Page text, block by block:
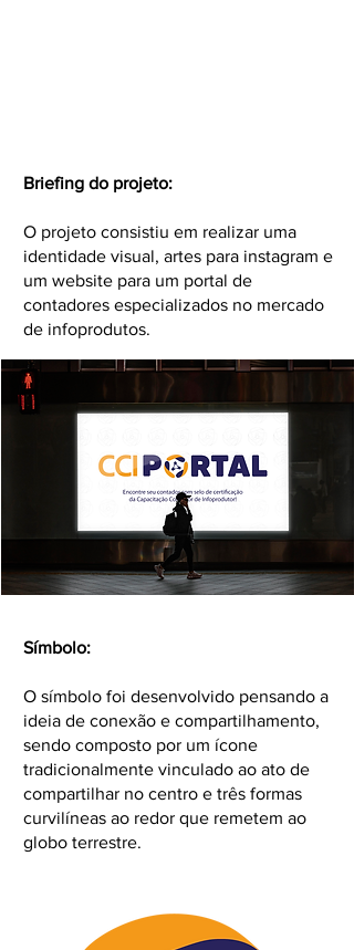
Briefing do projeto:
O projeto consistiu em realizar uma
identidade visual, artes para instagram e
um website para um portal de
contadores especializados no mercado
de infoprodutos.
Símbolo:
O símbolo foi desenvolvido pensando a
ideia de conexão e compartilhamento,
sendo composto por um ícone
tradicionalmente vinculado ao ato de
compartilhar no centro e três formas
curvilíneas ao redor que remetem ao
globo terrestre.